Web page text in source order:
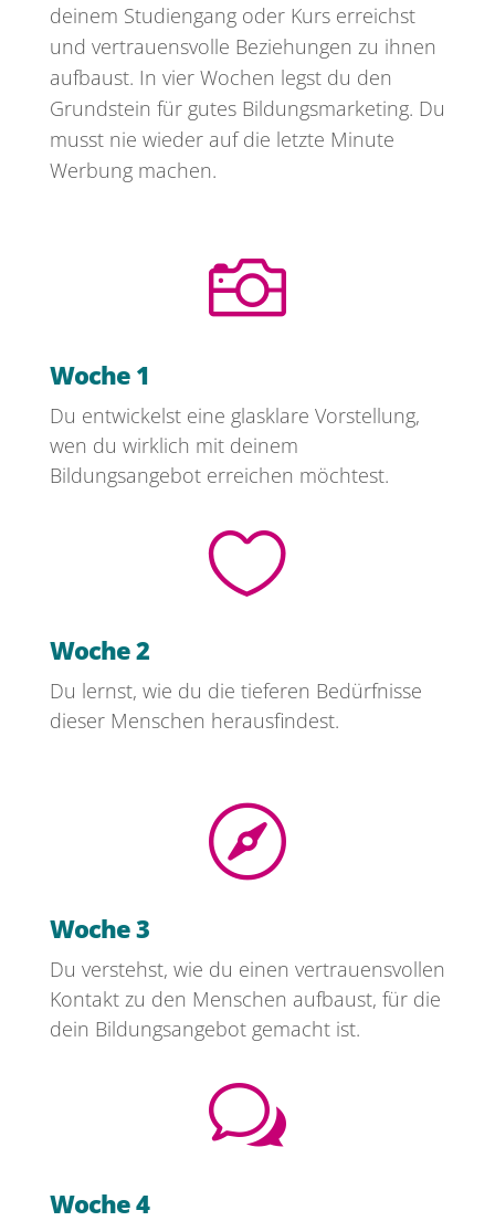
deinem Studiengang oder Kurs erreichst
und vertrauensvolle Beziehungen zu ihnen
aufbaust. In vier Wochen legst du den
Grundstein für gutes Bildungsmarketing. Du
musst nie wieder auf die letzte Minute
Werbung machen.

Woche 1
Du entwickelst eine glasklare Vorstellung,
wen du wirklich mit deinem
Bildungsangebot erreichen möchtest.

Woche 2
Du lernst, wie du die tieferen Bedürfnisse
dieser Menschen herausfindest.

Woche 3
Du verstehst, wie du einen vertrauensvollen
Kontakt zu den Menschen aufbaust, für die
dein Bildungsangebot gemacht ist.
w
Woche 4